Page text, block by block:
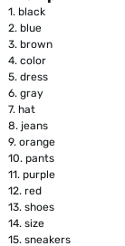
1. black
2. blue
3. brown
4. color
5. dress
6. gray
7. hat
8. jeans
9. orange
10. pants
11. purple
12. red
13. shoes
14. size
15. sneakers